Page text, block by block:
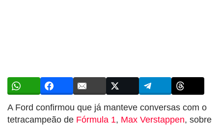
A Ford confirmou que já manteve conversas com o
tetracampeão de Fórmula 1, Max Verstappen, sobre